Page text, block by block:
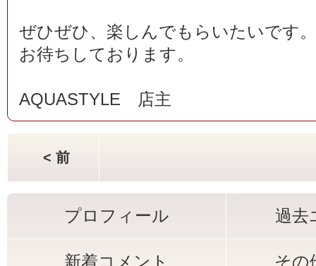
ぜひぜひ、楽しんでもらいたいです。
お待ちしております。
AQUASTYLE 店主
< 前
プロフィール 過去
新着コメント その